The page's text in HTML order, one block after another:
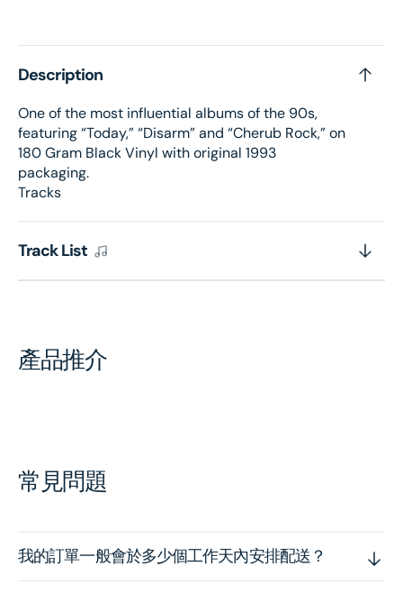
Vinyl)
Description
One of the most influential albums of the 90s,
featuring “Today,” “Disarm” and “Cherub Rock,” on
180 Gram Black Vinyl with original 1993
packaging.
Tracks
Track List
產品推介
常見問題
我的訂單一般會於多少個工作天內安排配送？